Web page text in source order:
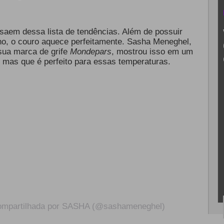
dessa lista de tendências. Além de possuir
o couro aquece perfeitamente. Sasha Meneghel,
marca de grife Mondepars, mostrou isso em um
que é perfeito para essas temperaturas.
por SASHA (@sashameneghel)